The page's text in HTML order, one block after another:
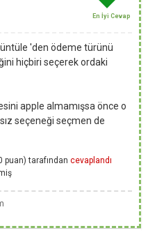
En İyi Cevap
'den ödeme türünü
hiçbiri seçerek ordaki
apple almamışsa önce o
seçeneği seçmen de
puan) tarafından cevaplandı